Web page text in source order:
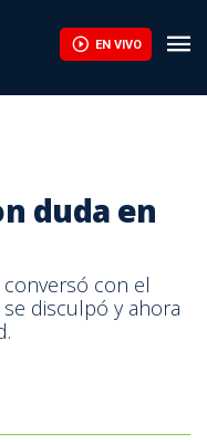
EN VIVO
duda en
con el
disculpó y ahora